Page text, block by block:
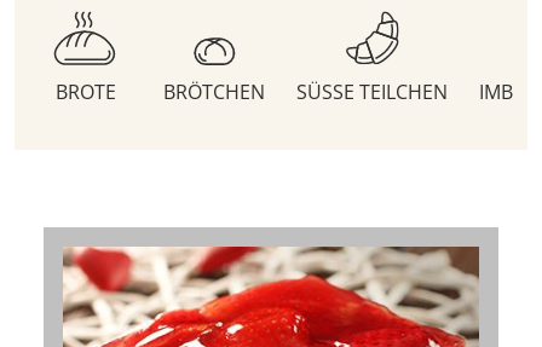
BROTE BRÖTCHEN SÜSSE TEILCHEN